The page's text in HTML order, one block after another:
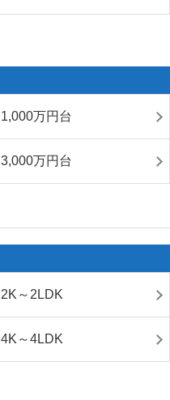
1,000万円台
3,000万円台
2K～2LDK
4K～4LDK